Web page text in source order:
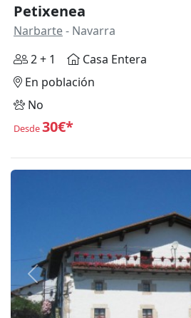
Petixenea
Narbarte- Navarra
2 + 1
Casa Entera
En población
No
Desde30€*
Anterior